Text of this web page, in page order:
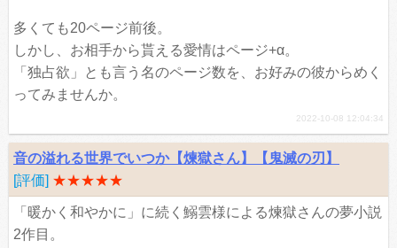
多くても20ページ前後。
しかし、お相手から貰える愛情はページ+α。
「独占欲」とも言う名のページ数を、お好みの彼からめく
ってみませんか。
2022-10-08 12:04:34
音の溢れる世界でいつか【煉獄さん】【鬼滅の刃】
[評価] ★★★★★
「暖かく和やかに」に続く鰯雲様による煉獄さんの夢小説
2作目。